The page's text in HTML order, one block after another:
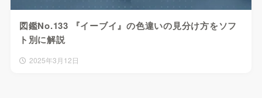
図鑑No.133 『イーブイ』の色違いの見分け方をソフ
ト別に解説
2025年3月12日